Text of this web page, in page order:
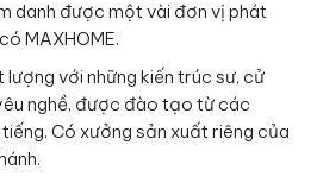
danh được một vài đơn vị phát
MAXHOME.
với những kiến trúc sư, cử
nghề, được đào tạo từ các
Có xưởng sản xuất riêng của